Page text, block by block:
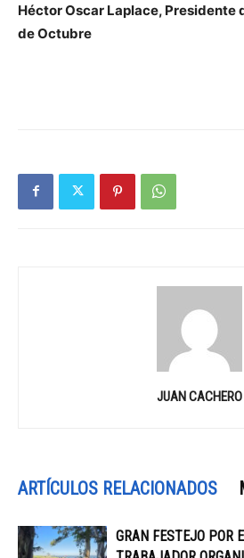
Héctor Oscar Laplace, Presidente
de Octubre
JUAN CACHERO
ARTÍCULOS RELACIONADOS
GRAN FESTEJO POR